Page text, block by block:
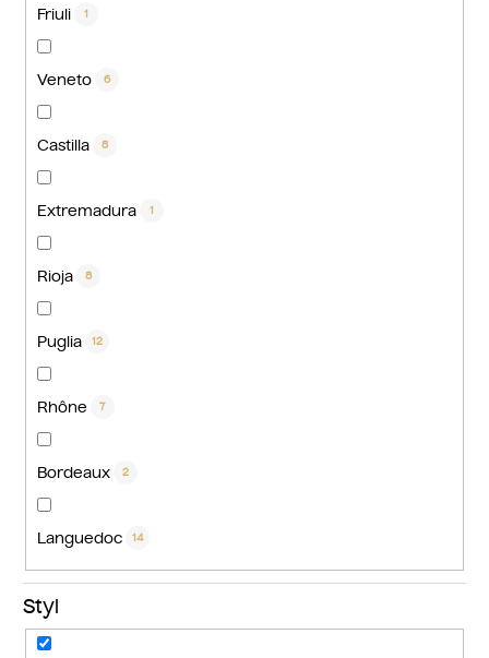
Friuli 1
Veneto 6
Castilla 8
Extremadura 1
Rioja 8
Puglia 12
Rhône 7
Bordeaux 2
Languedoc 14
Styl